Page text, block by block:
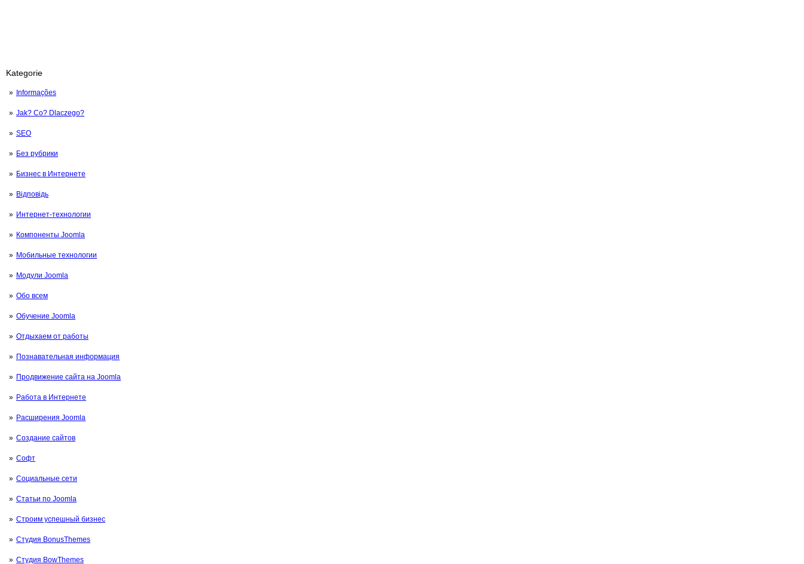
Kategorie
Informações
Jak? Co? Dlaczego?
SEO
Без рубрики
Бизнес в Интернете
Відповідь
Интернет-технологии
Компоненты Joomla
Мобильные технологии
Модули Joomla
Обо всем
Обучение Joomla
Отдыхаем от работы
Познавательная информация
Продвижение сайта на Joomla
Работа в Интернете
Расширения Joomla
Создание сайтов
Софт
Социальные сети
Статьи по Joomla
Строим успешный бизнес
Студия BonusThemes
Студия BowThemes